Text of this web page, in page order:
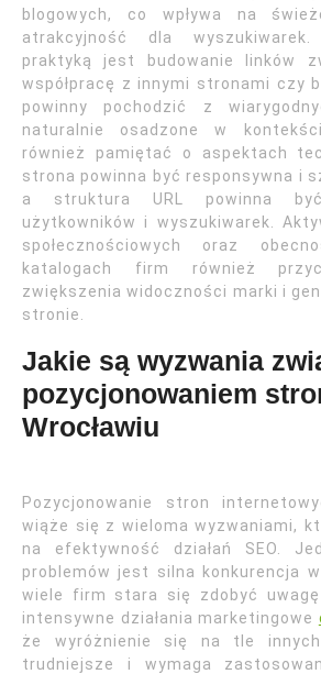
blogowych, co wpływa na
atrakcyjność dla
praktyką jest budowanie linków
współpracę z innymi stronami czy
powinny pochodzić z
naturalnie osadzone w
również pamiętać o aspektach
strona powinna być responsywna i
a struktura URL powinna
użytkowników i wyszukiwarek.
społecznościowych oraz
katalogach firm również
zwiększenia widoczności marki i
stronie.
Jakie są wyzwania
pozycjonowaniem
Wrocławiu
Pozycjonowanie stron
wiąże się z wieloma wyzwaniami,
na efektywność działań SEO.
problemów jest silna konkurencja
wiele firm stara się zdobyć
intensywne działania marketingowe
że wyróżnienie się na tle
trudniejsze i wymaga